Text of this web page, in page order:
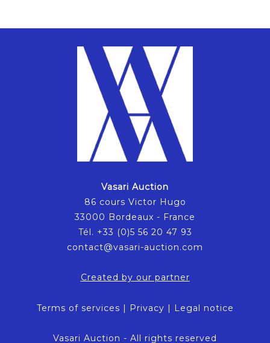
Vasari Auction
86 cours Victor Hugo
33000 Bordeaux - France
Tél. +33 (0)5 56 20 47 93
contact@vasari-auction.com
Created by our partner
Terms of services | Privacy | Legal notice
Vasari Auction - All rights reserved